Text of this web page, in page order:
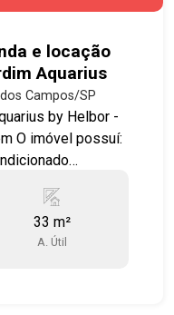
e locação
Aquarius
Campos/SP
by Helbor -
#jardimaquarius
33 m²
A. Útil